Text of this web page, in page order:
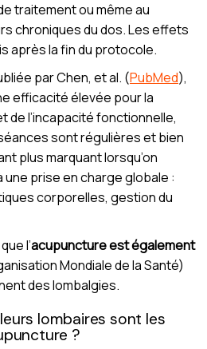
traitement ou même au
chroniques du dos. Les effets
après la fin du protocole.
par Chen, et al. (PubMed),
efficacité élevée pour la
de l’incapacité fonctionnelle,
sont régulières et bien
plus marquant lorsqu’on
une prise en charge globale :
corporelles, gestion du
l’acupuncture est également
Mondiale de la Santé)
des lombalgies.
lombaires sont les
?